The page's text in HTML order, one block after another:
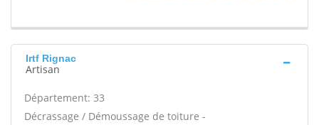
Irtf Rignac
Artisan
Département: 33
Décrassage / Démoussage de toiture -